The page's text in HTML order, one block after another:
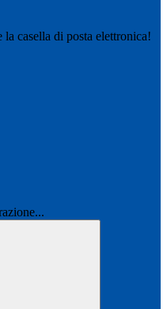
casella di posta elettronica!